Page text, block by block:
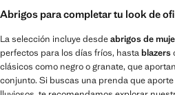
Abrigos para completar tu look de
La selección incluye desdeabrigos de
perfectos para los días fríos, hastablazers
clásicos como negro o granate, que
conjunto. Si buscas una prenda que